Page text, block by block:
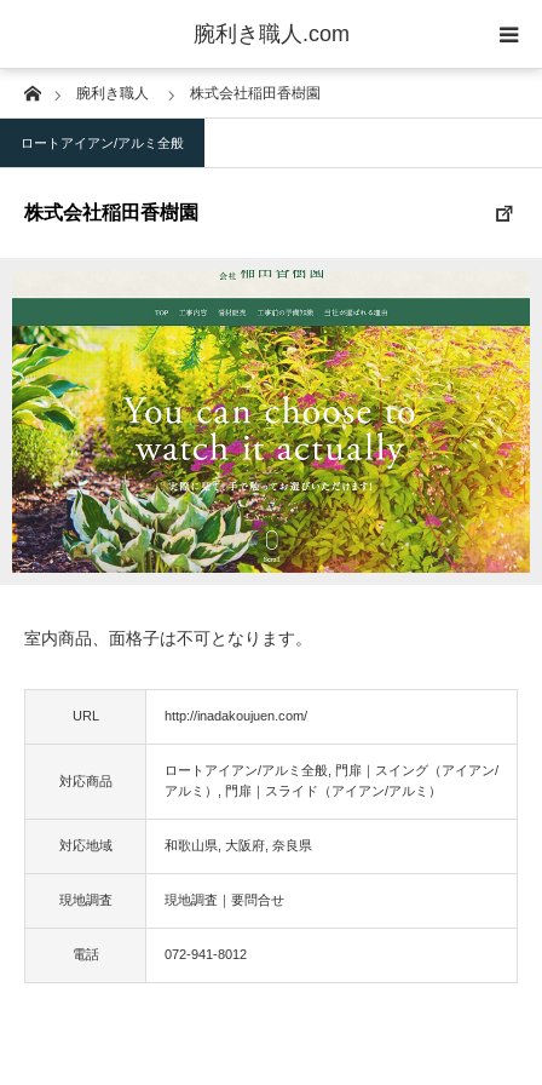
腕利き職人.com
Home腕利き職人 株式会社稲田香樹園
ロートアイアン/アルミ全般
株式会社稲田香樹園
室内商品、面格子は不可となります。
URL http://inadakoujuen.com/
対応商品
ロートアイアン/アルミ全般 門扉｜スイング（アイアン/
アルミ）
門扉｜スライド（アイアン/アルミ）
対応地域 和歌山県 大阪府 奈良県
現地調査 現地調査｜要問合せ
電話 072-941-8012
業者一覧
ご利用方法
お客様の声